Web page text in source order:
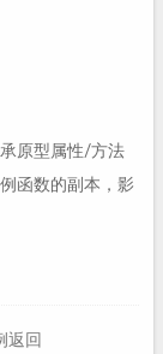
原型属性/方法
函数的副本，影
返回